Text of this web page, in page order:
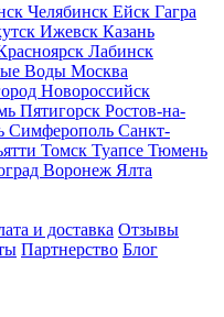
Челябинск Ейск Гагра
Ижевск Казань
Лабинск
Воды Москва
Новороссийск
Пятигорск Ростов-на-
Симферополь Санкт-
Томск Туапсе Тюмень
Воронеж Ялта
и доставка Отзывы
Партнерство Блог